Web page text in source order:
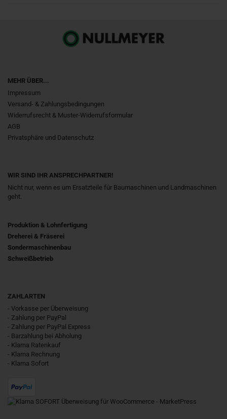
MEHR ÜBER...
Impressum
Versand- & Zahlungsbedingungen
Widerrufsrecht & Muster-Widerrufsformular
AGB
Privatsphäre und Datenschutz
WIR SIND IHR ANSPRECHPARTNER!
Nicht nur, wenn es um Ersatzteile für Baumaschinen und Landmaschinen
geht.
Produktion & Lohnfertigung
Dreherei & Fräserei
Sondermaschinenbau
Schweißbetrieb
ZAHLARTEN
- Vorkasse per Überweisung
- Zahlung per PayPal
- Zahlung per PayPal Express
- Barzahlung bei Abholung
- Klarna Ratenkauf
- Klarna Rechnung
- Klarna Sofort